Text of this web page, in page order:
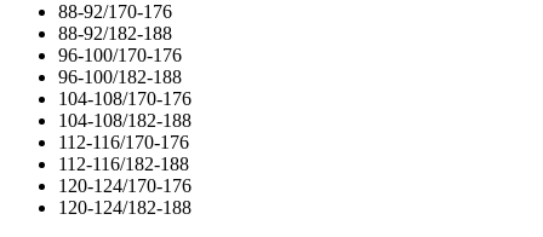
88-92/170-176
88-92/182-188
96-100/170-176
96-100/182-188
104-108/170-176
104-108/182-188
112-116/170-176
112-116/182-188
120-124/170-176
120-124/182-188